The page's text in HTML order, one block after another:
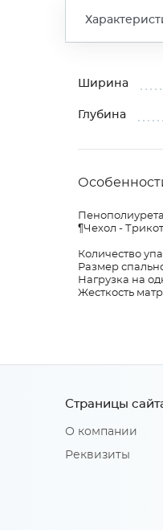
Ширина
Глубина
¶Чехол -
Количество
Размер
Нагрузка на
Жесткость
Страницы
О компании
Реквизиты